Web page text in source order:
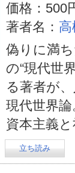
価格：500
著者名：
偽りに満
の“現代世
る著者が
現代世界
資本主義
立ち読み